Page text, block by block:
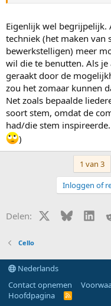
Eigenlijk wel
techniek (het maken van
bewerkstelligen) meer
wil die te benutten. Als
geraakt door de
zou het zomaar kunnen
Net zoals bepaalde
soort stem, omdat de
had/die stem
)
1 van 3
Inloggen of
Delen: X (Twitter)
Bluesky
Cello
Nederlands
Contact opnemen
Hoofdpagina
R